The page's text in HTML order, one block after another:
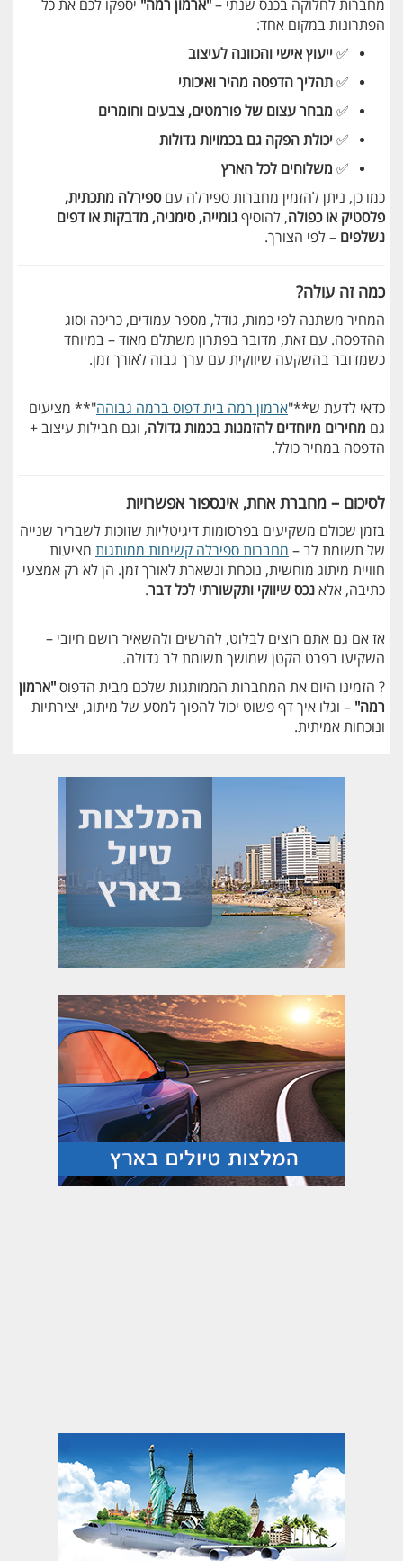
מחברות לחלוקה בכנס שנתי –"ארמון רמה" יספקו לכם את כל
הפתרונות במקום אחד:
✅ ייעוץ אישי והכוונה לעיצוב
✅תהליך הדפסה מהיר ואיכותי
✅ מבחר עצום של פורמטים, צבעים וחומרים
✅ יכולת הפקה גם בכמויות גדולות
✅ משלוחים לכל הארץ
כמו כן, ניתן להזמין מחברות ספירלה עםספירלה מתכתית,
פלסטיק או כפולה, להוסיףגומייה, סימניה, מדבקות או דפים
נשלפים – לפי הצורך.
כמה זה עולה?
המחיר משתנה לפי כמות, גודל, מספר עמודים, כריכה וסוג
ההדפסה. עם זאת, מדובר בפתרון משתלם מאוד – במיוחד
כשמדובר בהשקעה שיווקית עם ערך גבוה לאורך זמן.
כדאי לדעת ש**"ארמון רמה בית דפוס ברמה גבוהה"** מציעים
גם מחירים מיוחדים להזמנות בכמות גדולה, וגם חבילות עיצוב +
הדפסה במחיר כולל.
לסיכום – מחברת אחת, אינספור אפשרויות
בזמן שכולם משקיעים בפרסומות דיגיטליות שזוכות לשבריר שנייה
של תשומת לב – מחברות ספירלה קשיחות ממותגות מציעות
חוויית מיתוג מוחשית, נוכחת ונשארת לאורך זמן. הן לא רק אמצעי
כתיבה, אלאנכס שיווקי ותקשורתי לכל דבר.
אז אם גם אתם רוצים לבלוט, להרשים ולהשאיר רושם חיובי –
השקיעו בפרט הקטן שמושך תשומת לב גדולה.
? הזמינו היום את המחברות הממותגות שלכם מבית הדפוס"ארמון
רמה" – וגלו איך דף פשוט יכול להפוך למסע של מיתוג, יצירתיות
ונוכחות אמיתית.